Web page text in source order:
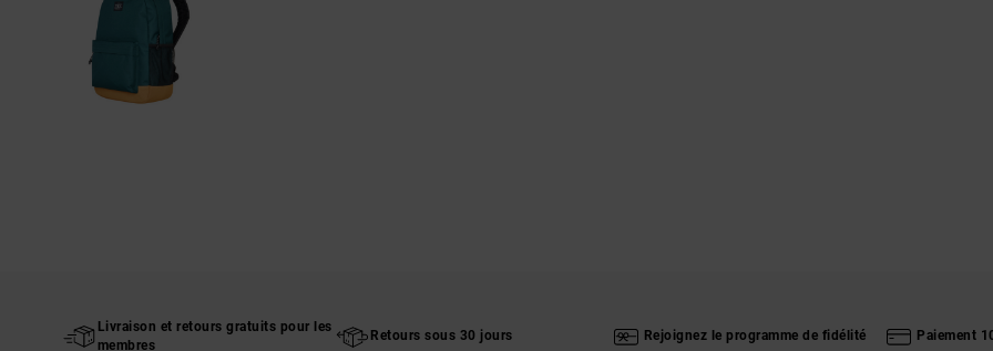
Livraison et retours gratuits pour les
membres
Retours sous 30 jours Rejoignez le programme de fidélité Paiement